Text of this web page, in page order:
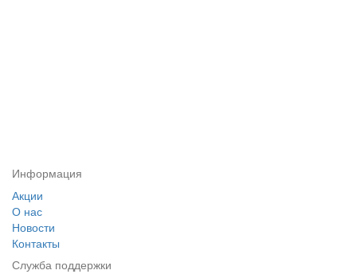
Информация
Акции
О нас
Новости
Контакты
Служба поддержки